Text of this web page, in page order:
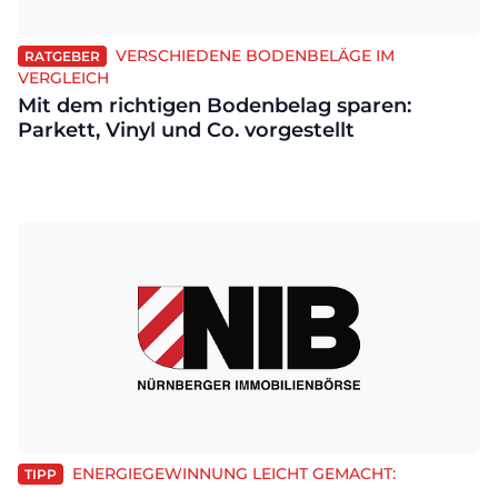
RATGEBER
VERSCHIEDENE BODENBELÄGE IM
VERGLEICH
Mit dem richtigen Bodenbelag sparen:
Parkett, Vinyl und Co. vorgestellt
TIPP ENERGIEGEWINNUNG LEICHT GEMACHT: